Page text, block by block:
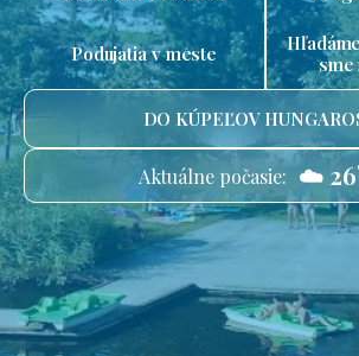
Podujatia v meste
sme
DO KÚPEĽOV
Aktuálne počasie: ☁️